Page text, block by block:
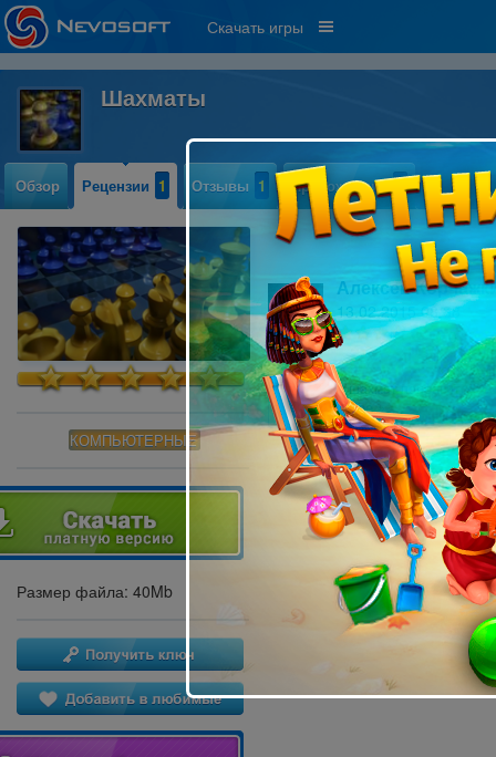
Скачать игры
Шахматы
Обзор Рецензии 1 Отзывы 1 Прохождение 0
КОМПЬЮТЕРНЫЕ
Размер файла: 40Mb
Алексей
13.02.2015 08:38
0
Любителю шахмат понравится,
Читать далее »